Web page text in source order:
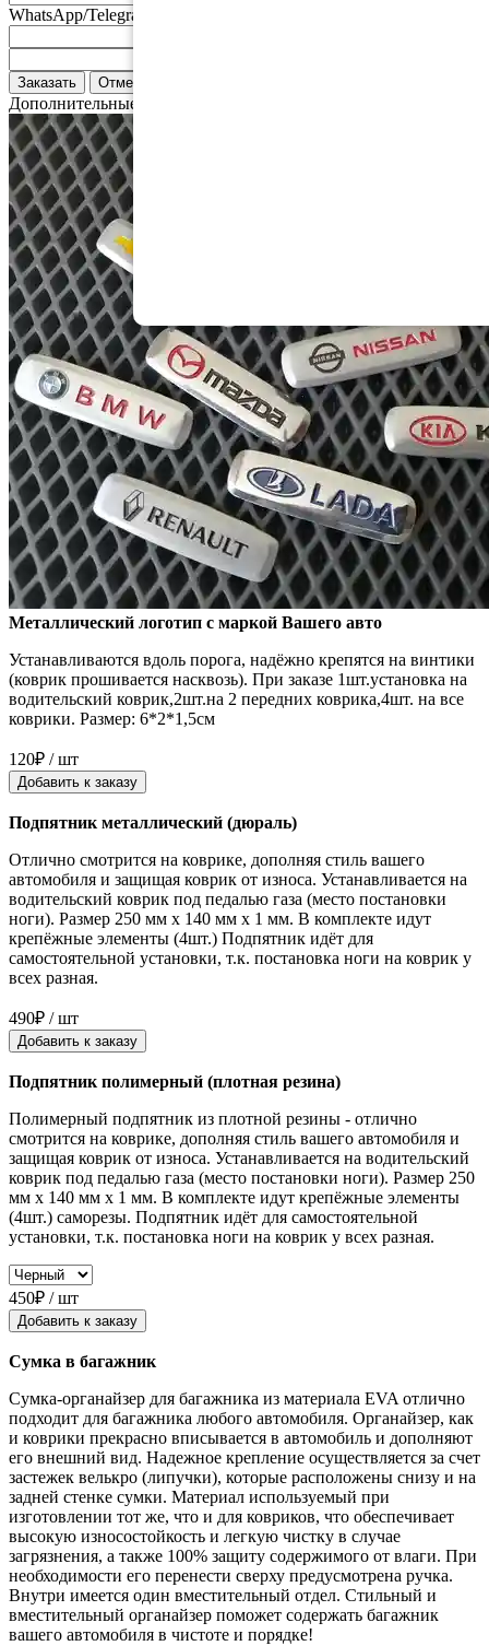
WhatsApp/Telegram
Заказать Отмена
Дополнительные аксессуары:
Металлический логотип с маркой Вашего авто
Устанавливаются вдоль порога, надёжно крепятся на винтики
(коврик прошивается насквозь). При заказе 1шт.установка на
водительский коврик,2шт.на 2 передних коврика,4шт. на все
коврики. Размер: 6*2*1,5см
120₽ / шт
Добавить к заказу
Подпятник металлический (дюраль)
Отлично смотрится на коврике, дополняя стиль вашего
автомобиля и защищая коврик от износа. Устанавливается на
водительский коврик под педалью газа (место постановки
ноги). Размер 250 мм x 140 мм x 1 мм. В комплекте идут
крепёжные элементы (4шт.) Подпятник идёт для
самостоятельной установки, т.к. постановка ноги на коврик у
всех разная.
490₽ / шт
Добавить к заказу
Подпятник полимерный (плотная резина)
Полимерный подпятник из плотной резины - отлично
смотрится на коврике, дополняя стиль вашего автомобиля и
защищая коврик от износа. Устанавливается на водительский
коврик под педалью газа (место постановки ноги). Размер 250
мм x 140 мм x 1 мм. В комплекте идут крепёжные элементы
(4шт.) саморезы. Подпятник идёт для самостоятельной
установки, т.к. постановка ноги на коврик у всех разная.
450₽ / шт
Добавить к заказу
Сумка в багажник
Сумка-органайзер для багажника из материала EVA отлично
подходит для багажника любого автомобиля. Органайзер, как
и коврики прекрасно вписывается в автомобиль и дополняют
его внешний вид. Надежное крепление осуществляется за счет
застежек велькро (липучки), которые расположены снизу и на
задней стенке сумки. Материал используемый при
изготовлении тот же, что и для ковриков, что обеспечивает
высокую износостойкость и легкую чистку в случае
загрязнения, а также 100% защиту содержимого от влаги. При
необходимости его перенести сверху предусмотрена ручка.
Внутри имеется один вместительный отдел. Стильный и
вместительный органайзер поможет содержать багажник
вашего автомобиля в чистоте и порядке!